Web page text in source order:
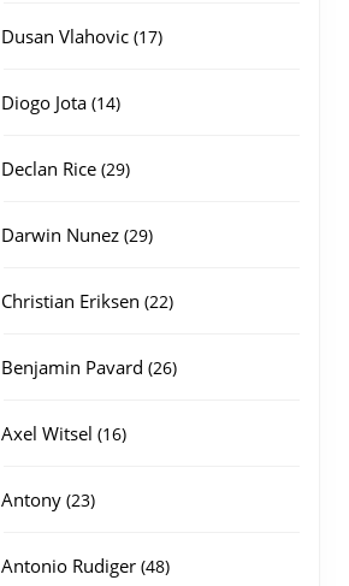
Dusan Vlahovic 1717
Diogo Jota 1414
Declan Rice 2929
Darwin Nunez 2929
Christian Eriksen 2222
Benjamin Pavard 2626
Axel Witsel 1616
Antony 2323
Antonio Rudiger 4848